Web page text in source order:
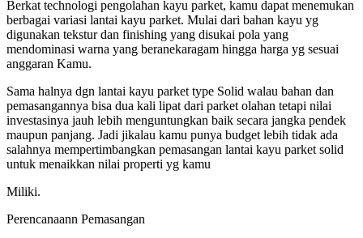
Berkat technologi pengolahan kayu parket, kamu dapat menemukan
berbagai variasi lantai kayu parket. Mulai dari bahan kayu yg
digunakan tekstur dan finishing yang disukai pola yang
mendominasi warna yang beranekaragam hingga harga yg sesuai
anggaran Kamu.
Sama halnya dgn lantai kayu parket type Solid walau bahan dan
pemasangannya bisa dua kali lipat dari parket olahan tetapi nilai
investasinya jauh lebih menguntungkan baik secara jangka pendek
maupun panjang. Jadi jikalau kamu punya budget lebih tidak ada
salahnya mempertimbangkan pemasangan lantai kayu parket solid
untuk menaikkan nilai properti yg kamu
Miliki.
Perencanaann Pemasangan